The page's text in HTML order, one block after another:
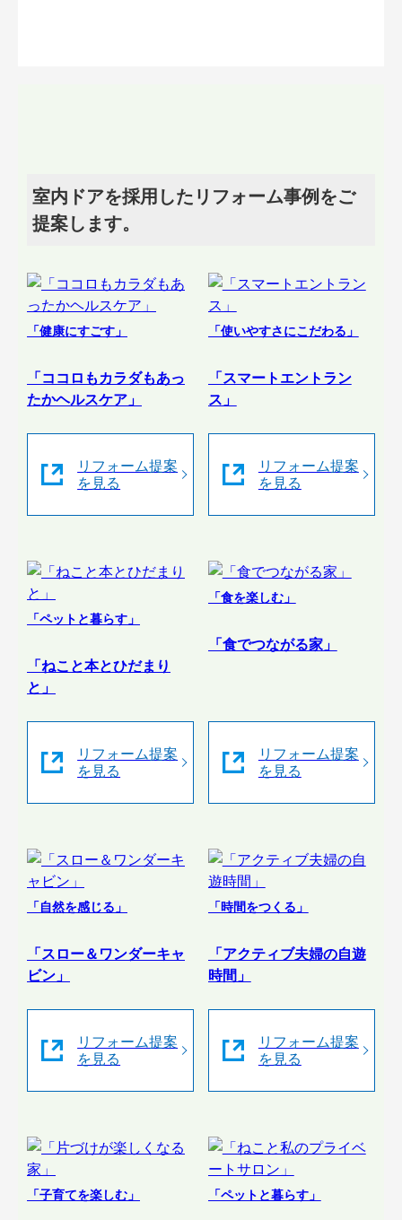
室内ドアを採用したリフォーム事例をご
提案します。
「健康にすごす」
「ココロもカラダもあっ
たかヘルスケア」
リフォーム提案
を見る
「使いやすさにこだわる」
「スマートエントラン
ス」
リフォーム提案
を見る
「ペットと暮らす」
「ねこと本とひだまり
と」
リフォーム提案
を見る
「食を楽しむ」
「食でつながる家」
リフォーム提案
を見る
「自然を感じる」
「スロー＆ワンダーキャ
ビン」
リフォーム提案
を見る
「時間をつくる」
「アクティブ夫婦の自遊
時間」
リフォーム提案
を見る
「子育てを楽しむ」 「ペットと暮らす」